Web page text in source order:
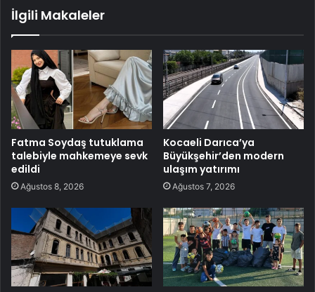
İlgili Makaleler
Fatma Soydaş tutuklama
talebiyle mahkemeye sevk
edildi
Ağustos 8, 2026
Kocaeli Darıca’ya
Büyükşehir’den modern
ulaşım yatırımı
Ağustos 7, 2026